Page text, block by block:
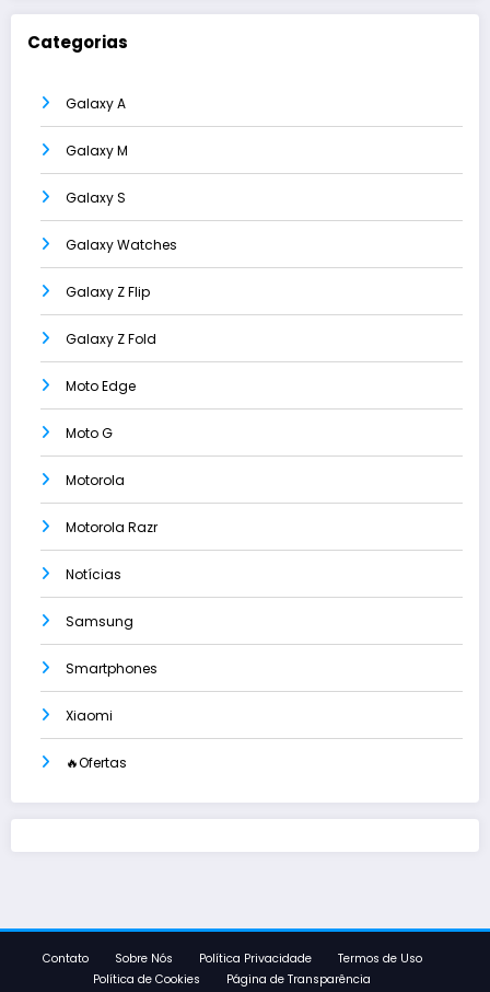
Categorias
Galaxy A
Galaxy M
Galaxy S
Galaxy Watches
Galaxy Z Flip
Galaxy Z Fold
Moto Edge
Moto G
Motorola
Motorola Razr
Notícias
Samsung
Smartphones
Xiaomi
🔥Ofertas
Contato Sobre Nós Política Privacidade
Termos de Uso
Política de Cookies
Página de Transparência